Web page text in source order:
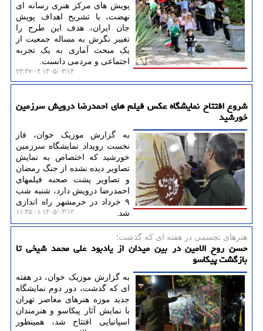
پویش های مرکز هنری رسانه ای
نهضت، با تشریح اهداف پویش
جان ایران، هدف این طرح را
تغییر نگرش به مساله جمعیت از
یک مبحث آماری به یک تجربه
اجتماعی و مردمی دانست.
۱۴۰۵/۰۳/۱۴ ۲۳:۳۷:۰۴
شروع افتتاح نمایشگاه عکس فیلم های احمدرضا درویش سرزمین
خورشید
به گزارش موزیک خوان، فاز
نخست رویداد نمایشگاه سرزمین
خورشید که اختصاص به نمایش
تصاویر دیده نشده از جنگ رمضان
و تصاویر پشت صحنه فیلمهای
احمدرضا درویش دارد، شنبه شب
۹ خرداد در خرمشهر راه اندازی
شد.
۱۴۰۵/۰۳/۱۲ ۱۱:۳۵:۰۱
هنرهای تجسمی در هفته ای كه گذشت؛
حسن روح الامین در بین میدان از یادبود علی محمد شیخی تا
بازگشت پیکاسو
به گزارش موزیک خوان، در هفته
ای که گذشت، دور دوم نمایشگاه
جدید موزه هنرهای معاصر تهران
با نمایش آثار پیکاسو و هنرمندان
اسپانیایی افتتاح شد، همینطور